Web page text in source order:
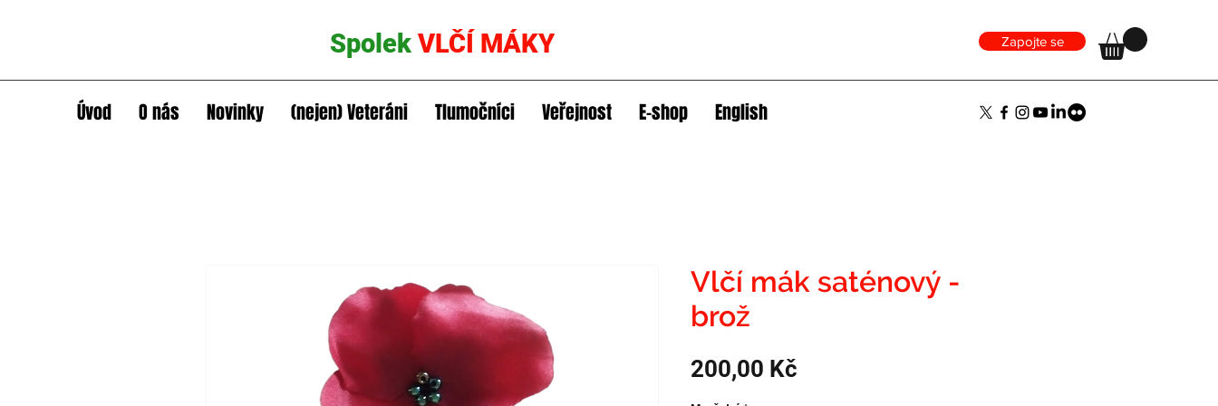
Spolek VLČÍ MÁKY Zapojte se
Úvod O nás Novinky (nejen) Veteráni Tlumočníci Veřejnost E-shop English
Vlčí mák saténový -
brož
200,00 Kč